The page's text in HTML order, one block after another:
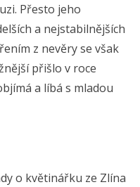
Přesto jeho
a nejstabilnějších
z nevěry se však
přišlo v roce
a líbá s mladou
o květinářku ze Zlína